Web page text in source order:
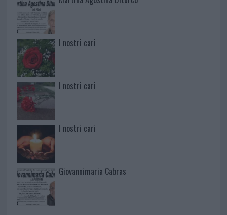
I nostri cari
I nostri cari
I nostri cari
Giovannimaria Cabras